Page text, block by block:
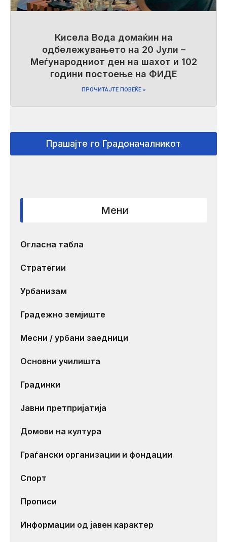
Кисела Вода домаќин на
одбележувањето на 20 Јули –
Меѓународниот ден на шахот и 102
години постоење на ФИДЕ
ПРОЧИТАЈТЕ ПОВЕЌЕ »
Прашајте го Градоначалникот
Мени
Огласна табла
Стратегии
Урбанизам
Градежно земјиште
Месни / урбани заедници
Основни училишта
Градинки
Јавни претпријатија
Домови на култура
Граѓански организации и фондации
Спорт
Прописи
Информации од јавен карактер